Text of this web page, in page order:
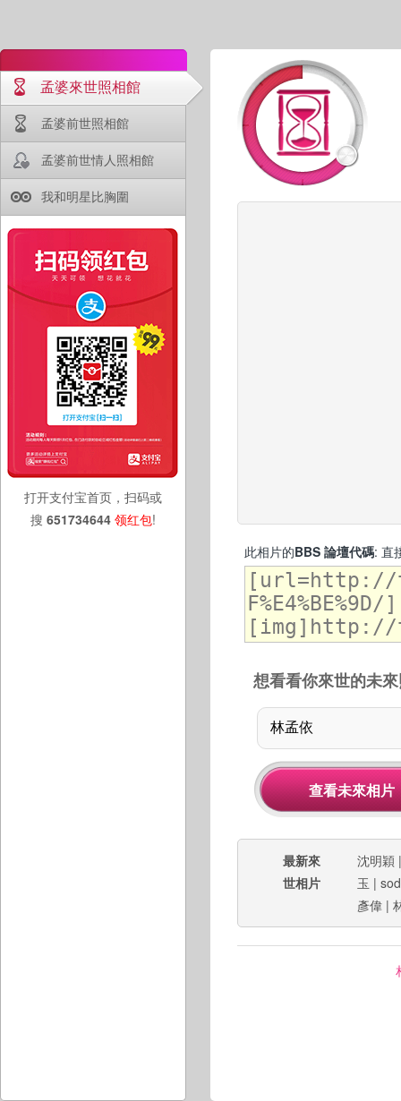
孟婆來世照相館
孟婆前世照相館
孟婆前世情人照相館
我和明星比胸圍
打开支付宝首页，扫码或
搜 651734644 领红包!
此相片的BBS 論壇代碼: 直
想看看你來世的未
最新來
世相片
沈明穎
玉 | sod
彥偉 |